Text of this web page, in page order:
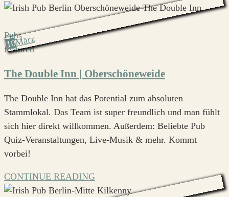
10März
Pubs
featured
The Double Inn | Oberschöneweide
The Double Inn hat das Potential zum absoluten
Stammlokal. Das Team ist super freundlich und man fühlt
sich hier direkt willkommen. Außerdem: Beliebte Pub
Quiz-Veranstaltungen, Live-Musik & mehr. Kommt
vorbei!
CONTINUE READING